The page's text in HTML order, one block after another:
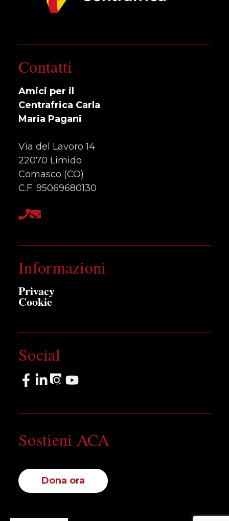
Contatti
Amici per il
Centrafrica Carla
Maria Pagani
Via del Lavoro 14
22070 Limido
Comasco (CO)
C.F. 95069680130
Informazioni
Privacy
Cookie
Social
Sostieni ACA
Dona ora